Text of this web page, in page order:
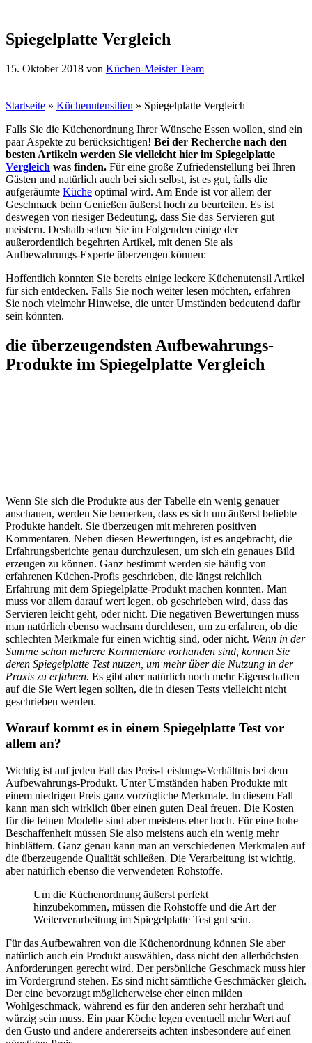
Spiegelplatte Vergleich
15. Oktober 2018 von Küchen-Meister Team
Startseite » Küchenutensilien » Spiegelplatte Vergleich
Falls Sie die Küchenordnung Ihrer Wünsche Essen wollen, sind ein
paar Aspekte zu berücksichtigen! Bei der Recherche nach den
besten Artikeln werden Sie vielleicht hier im Spiegelplatte
Vergleich was finden. Für eine große Zufriedenstellung bei Ihren
Gästen und natürlich auch bei sich selbst, ist es gut, falls die
aufgeräumte Küche optimal wird. Am Ende ist vor allem der
Geschmack beim Genießen äußerst hoch zu beurteilen. Es ist
deswegen von riesiger Bedeutung, dass Sie das Servieren gut
meistern. Deshalb sehen Sie im Folgenden einige der
außerordentlich begehrten Artikel, mit denen Sie als
Aufbewahrungs-Experte überzeugen können:
Hoffentlich konnten Sie bereits einige leckere Küchenutensil Artikel
für sich entdecken. Falls Sie noch weiter lesen möchten, erfahren
Sie noch vielmehr Hinweise, die unter Umständen bedeutend dafür
sein könnten.
die überzeugendsten Aufbewahrungs-
Produkte im Spiegelplatte Vergleich
Wenn Sie sich die Produkte aus der Tabelle ein wenig genauer
anschauen, werden Sie bemerken, dass es sich um äußerst beliebte
Produkte handelt. Sie überzeugen mit mehreren positiven
Kommentaren. Neben diesen Bewertungen, ist es angebracht, die
Erfahrungsberichte genau durchzulesen, um sich ein genaues Bild
erzeugen zu können. Ganz bestimmt werden sie häufig von
erfahrenen Küchen-Profis geschrieben, die längst reichlich
Erfahrung mit dem Spiegelplatte-Produkt machen konnten. Man
muss vor allem darauf wert legen, ob geschrieben wird, dass das
Servieren leicht geht, oder nicht. Die negativen Bewertungen muss
man natürlich ebenso wachsam durchlesen, um zu erfahren, ob die
schlechten Merkmale für einen wichtig sind, oder nicht. Wenn in der
Summe schon mehrere Kommentare vorhanden sind, können Sie
deren Spiegelplatte Test nutzen, um mehr über die Nutzung in der
Praxis zu erfahren. Es gibt aber natürlich noch mehr Eigenschaften
auf die Sie Wert legen sollten, die in diesen Tests vielleicht nicht
geschrieben werden.
Worauf kommt es in einem Spiegelplatte Test vor
allem an?
Wichtig ist auf jeden Fall das Preis-Leistungs-Verhältnis bei dem
Aufbewahrungs-Produkt. Unter Umständen haben Produkte mit
einem niedrigen Preis ganz vorzügliche Merkmale. In diesem Fall
kann man sich wirklich über einen guten Deal freuen. Die Kosten
für die feinen Modelle sind aber meistens eher hoch. Für eine hohe
Beschaffenheit müssen Sie also meistens auch ein wenig mehr
hinblättern. Ganz genau kann man an verschiedenen Merkmalen auf
die überzeugende Qualität schließen. Die Verarbeitung ist wichtig,
aber natürlich ebenso die verwendeten Rohstoffe.
Um die Küchenordnung äußerst perfekt
hinzubekommen, müssen die Rohstoffe und die Art der
Weiterverarbeitung im Spiegelplatte Test gut sein.
Für das Aufbewahren von die Küchenordnung können Sie aber
natürlich auch ein Produkt auswählen, dass nicht den allerhöchsten
Anforderungen gerecht wird. Der persönliche Geschmack muss hier
im Vordergrund stehen. Es sind nicht sämtliche Geschmäcker gleich.
Der eine bevorzugt möglicherweise eher einen milden
Wohlgeschmack, während es für den anderen sehr herzhaft und
würzig sein muss. Ein paar Köche legen eventuell mehr Wert auf
den Gusto und andere andererseits achten insbesondere auf einen